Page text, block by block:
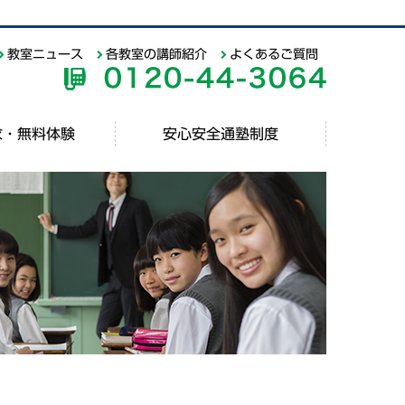
教室ニュース 各教室の講師紹介 よくあるご質問
無料体験 安心安全通塾制度